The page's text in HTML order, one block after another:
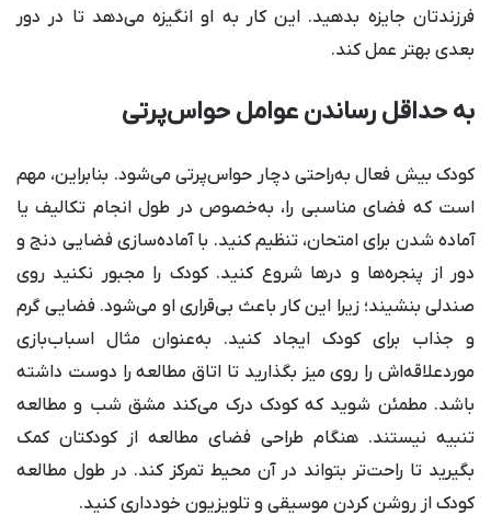
فرزندتان جایزه بدهید. این کار به او انگیزه می‌دهد تا در دور
بعدی بهتر عمل کند.
به حداقل رساندن عوامل حواس‌پرتی
کودک بیش فعال به‌راحتی دچار حواس‌پرتی می‌شود. بنابراین، مهم
است که فضای مناسبی را، به‌خصوص در طول انجام تکالیف یا
آماده شدن برای امتحان، تنظیم کنید. با آماده‌سازی فضایی دنج و
دور از پنجره‌ها و درها شروع کنید. کودک را مجبور نکنید روی
صندلی بنشیند؛ زیرا این کار باعث بی‌قراری او می‌شود. فضایی گرم
و جذاب برای کودک ایجاد کنید. به‌عنوان مثال اسباب‌بازی‌
موردعلاقه‌‌اش را روی میز بگذارید تا اتاق مطالعه را دوست داشته
باشد. مطمئن شوید که کودک درک می‌کند مشق شب و مطالعه
تنبیه نیستند. هنگام طراحی فضای مطالعه از کودکتان کمک
بگیرید تا راحت‌تر بتواند در آن محیط تمرکز کند. در طول مطالعه
کودک از روشن کردن موسیقی و تلویزیون خودداری کنید.